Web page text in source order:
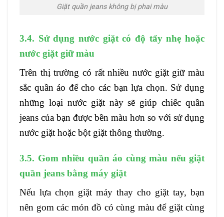
Giặt quần jeans không bị phai màu
3.4. Sử dụng nước giặt có độ tẩy nhẹ hoặc
nước giặt giữ màu
Trên thị trường có rất nhiều nước giặt giữ màu
sắc quần áo để cho các bạn lựa chọn. Sử dụng
những loại nước giặt này sẽ giúp chiếc quần
jeans của bạn được bền màu hơn so với sử dụng
nước giặt hoặc bột giặt thông thường.
3.5. Gom nhiều quần áo cùng màu nếu giặt
quần jeans bằng máy giặt
Nếu lựa chọn giặt máy thay cho giặt tay, bạn
nên gom các món đồ có cùng màu để giặt cùng